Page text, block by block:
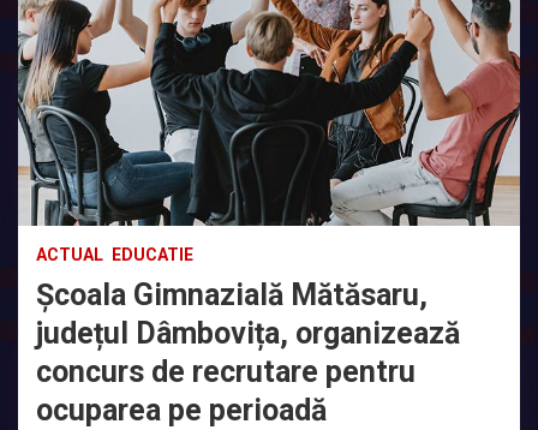
ACTUAL EDUCATIE
Școala Gimnazială Mătăsaru,
județul Dâmbovița, organizează
concurs de recrutare pentru
ocuparea pe perioadă